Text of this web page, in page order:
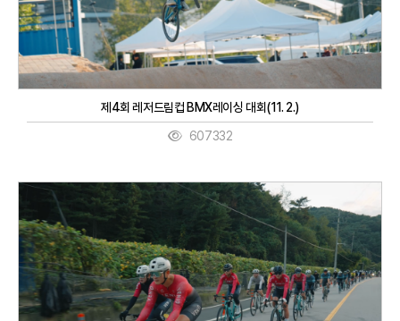
제4회 레저드림컵 BMX레이싱 대회(11. 2.)
607332